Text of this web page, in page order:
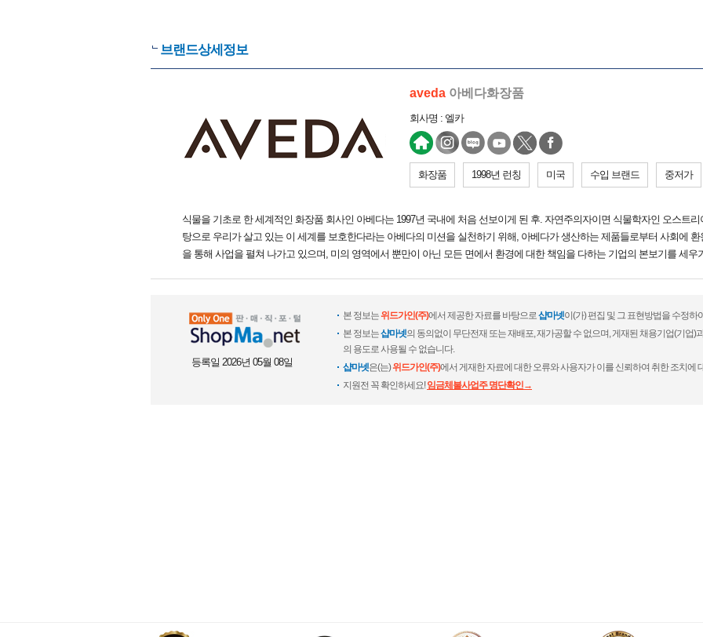
브랜드상세정보
aveda 아베다화장품
회사명 : 엘카
화장품 1998년 런칭 미국 수입 브랜드 중저가
식물을 기초로 한 세계적인 화장품 회사인 아베다는 1997년 국내에 처음 선보이게 된 후. 자연주의자이면 식물학자인 오스트
탕으로 우리가 살고 있는 이 세계를 보호한다라는 아베다의 미션을 실천하기 위해, 아베다가 생산하는 제품들로부터 사회에
을 통해 사업을 펼쳐 나가고 있으며, 미의 영역에서 뿐만이 아닌 모든 면에서 환경에 대한 책임을 다하는 기업의 본보기를 세우
등록일 2026년 05월 08일
본 정보는위드가인(주)에서 제공한 자료를 바탕으로샵마넷이(가) 편집 및 그 표현방법을 수정하
본 정보는샵마넷의 동의없이 무단전재 또는 재배포, 재가공할 수 없으며, 게재된 채용기업(기업)
의 용도로 사용될 수 없습니다.
샵마넷은(는)위드가인(주)에서 게재한 자료에 대한 오류와 사용자가 이를 신뢰하여 취한 조치에
지원전 꼭 확인하세요!임금체불사업주 명단확인→